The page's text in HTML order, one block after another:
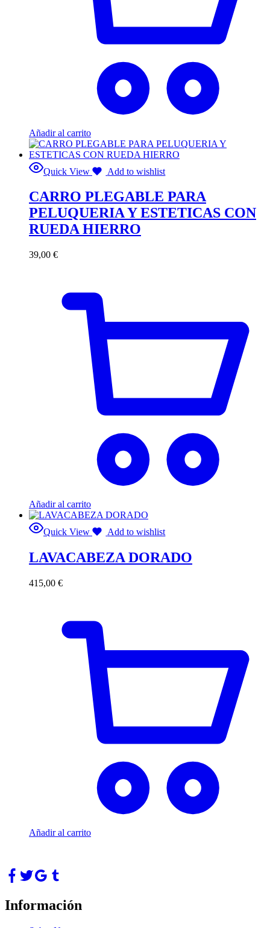
Añadir al carrito
Quick View Add to wishlist
CARRO PLEGABLE PARA
PELUQUERIA Y ESTETICAS CON
RUEDA HIERRO
39,00 €
Añadir al carrito
Quick View Add to wishlist
LAVACABEZA DORADO
415,00 €
Añadir al carrito
Información